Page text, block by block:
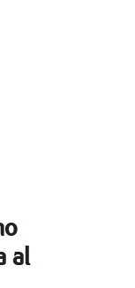
al